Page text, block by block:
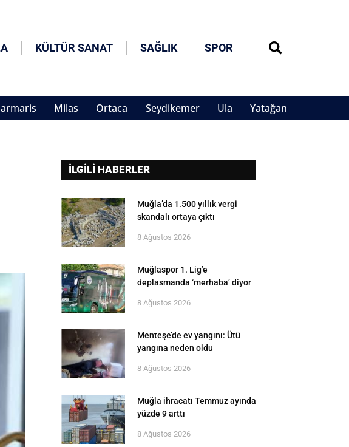
KÜLTÜR SANAT SAĞLIK SPOR
Milas Ortaca Seydikemer Ula Yatağan
İLGİLİ HABERLER
Muğla’da 1.500 yıllık vergi
skandalı ortaya çıktı
8 Ağustos 2026
Muğlaspor 1. Lig’e
deplasmanda ‘merhaba’ diyor
8 Ağustos 2026
Menteşe’de ev yangını: Ütü
yangına neden oldu
8 Ağustos 2026
Muğla ihracatı Temmuz ayında
yüzde 9 arttı
8 Ağustos 2026